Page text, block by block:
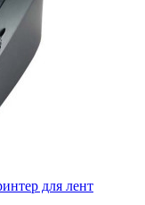
Zebra TLP 2824